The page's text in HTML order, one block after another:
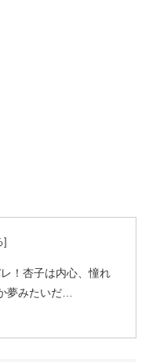
！杏子は内心、憧れ
夢みたいだ…